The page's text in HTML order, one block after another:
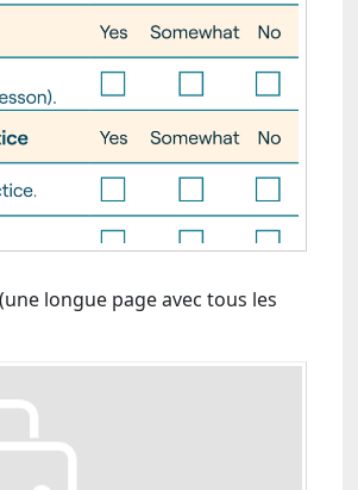
longue page avec tous les